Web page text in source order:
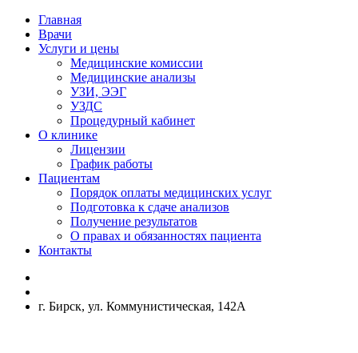
Главная
Врачи
Услуги и цены
Медицинские комиссии
Медицинские анализы
УЗИ, ЭЭГ
УЗДС
Процедурный кабинет
О клинике
Лицензии
График работы
Пациентам
Порядок оплаты медицинских услуг
Подготовка к сдаче анализов
Получение результатов
О правах и обязанностях пациента
Контакты
г. Бирск, ул. Коммунистическая, 142А